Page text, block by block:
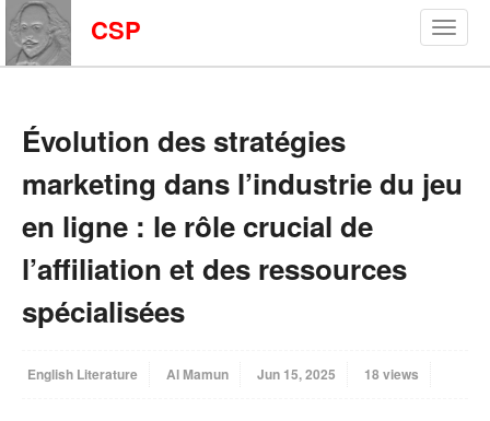
CSP
Évolution des stratégies
marketing dans l’industrie du jeu
en ligne : le rôle crucial de
l’affiliation et des ressources
spécialisées
English Literature Al Mamun Jun 15, 2025 18 views